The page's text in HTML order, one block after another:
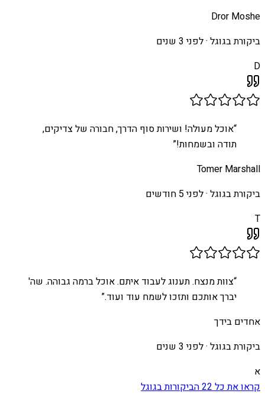
Dror Moshe
ביקורת בגוגל ·לפני 3 שנים
D
“אוכל מעולה! ושירות סוף הדרך, חבורה של צדיקים,
תודה ובשמחות!”
Tomer Marshall
ביקורת בגוגל ·לפני 5 חודשים
T
“צוות מנצח. תענוג לעבוד איתם. אוכל ברמה גבוהה. שה'
יברך אותכם ותזכו לשמח עוד ועוד.”
אחדים בידך
ביקורת בגוגל ·לפני 3 שנים
א
קראו את כל22הביקורות בגוגל